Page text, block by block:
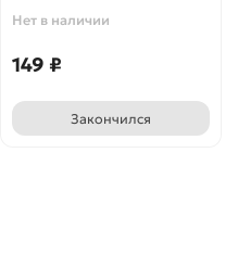
Нет в наличии
149 ₽
Закончился